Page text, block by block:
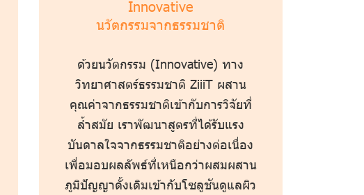
Innovative
นวัตกรรมจากธรรมชาติ
ด้วยนวัตกรรม (Innovative) ทาง
วิทยาศาสตร์ธรรมชาติ ZiiiT ผสาน
คุณค่าจากธรรมชาติเข้ากับการวิจัยที่
ล้ำสมัย เราพัฒนาสูตรที่ได้รับแรง
บันดาลใจจากธรรมชาติอย่างต่อเนื่อง
เพื่อมอบผลลัพธ์ที่เหนือกว่าผสมผสาน
ภูมิปัญญาดั้งเดิมเข้ากับโซลูชันดูแลผิว